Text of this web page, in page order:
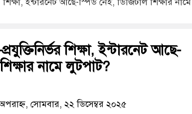
শিক্ষা, ইন্টারনেট আছে-
নামে লুটপাট?
সোমবার, ২২ ডিসেম্বর ২০২৫